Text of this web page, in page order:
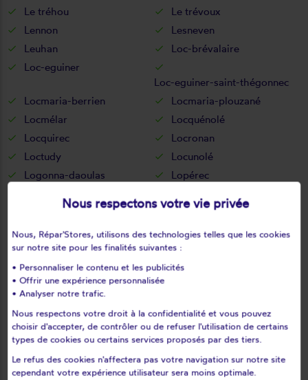
Le tréhou
Le trévoux
Lennon
Lesneven
Leuhan
Loc-brévalaire
Loc-eguiner
Loc-eguiner-saint-thégonnec
Locmaria-berrien
Locmaria-plouzané
Locmélar
Locquénolé
Locquirec
Locronan
Loctudy
Locunolé
Logonna-daoulas
Lopérec
Mahalon
Melgven
Mellac
Mespaul
Milizac
Moëlan-sur-mer
Morlaix
Motreff
Névez
Peumerit
Peumérit
Plabennec
Pleuven
Pleyben
Pleyber-christ
Nous respectons votre vie privée
Nous, Répar'Stores, utilisons des technologies telles que les cookies
sur notre site pour les finalités suivantes :
• Personnaliser le contenu et les publicités
• Offrir une expérience personnalisée
• Analyser notre trafic.
Nous respectons votre droit à la confidentialité et vous pouvez
choisir d'accepter, de contrôler ou de refuser l'utilisation de certains
types de cookies ou certains services proposés par des tiers.
Le refus des cookies n'affectera pas votre navigation sur notre site
cependant votre expérience utilisateur sera moins optimale.